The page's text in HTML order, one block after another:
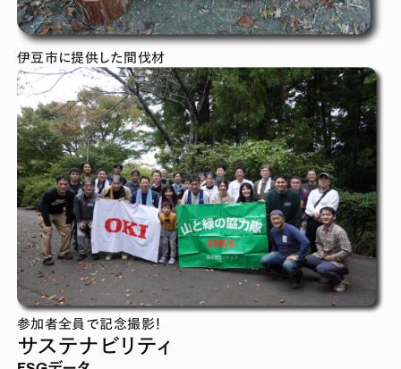
伊豆市に提供した間伐材
参加者全員で記念撮影！
サステナビリティ